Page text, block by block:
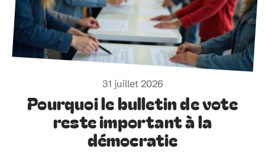
31 juillet 2026
Pourquoi le bulletin de vote
reste important à la
démocratie